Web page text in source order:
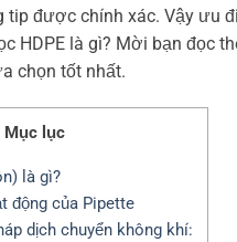
tip được chính xác. Vậy ưu
HDPE là gì? Mời bạn đọc
chọn tốt nhất.
Mục lục
là gì?
động của Pipette
dịch chuyển không khí: